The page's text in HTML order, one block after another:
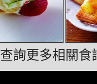
查詢更多相關食